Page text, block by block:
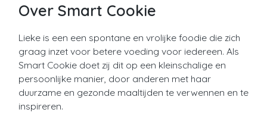
Over Smart Cookie
Lieke is een een spontane en vrolijke foodie die zich
graag inzet voor betere voeding voor iedereen. Als
Smart Cookie doet zij dit op een kleinschalige en
persoonlijke manier, door anderen met haar
duurzame en gezonde maaltijden te verwennen en te
inspireren.